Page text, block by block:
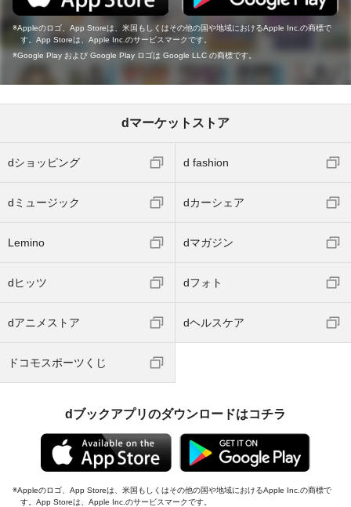
Appleのロゴ、App Storeは、米国もしくはその他の国や地域におけるApple Inc.の商標で
す。App Storeは、Apple Inc.のサービスマークです。
Google Play および Google Play ロゴは Google LLC の商標です。
dマーケットストア
dショッピング d fashion
dミュージック dカーシェア
Lemino dマガジン
dヒッツ dフォト
dアニメストア dヘルスケア
ドコモスポーツくじ
dブックアプリのダウンロードはコチラ
Appleのロゴ、App Storeは、米国もしくはその他の国や地域におけるApple Inc.の商標で
す。App Storeは、Apple Inc.のサービスマークです。